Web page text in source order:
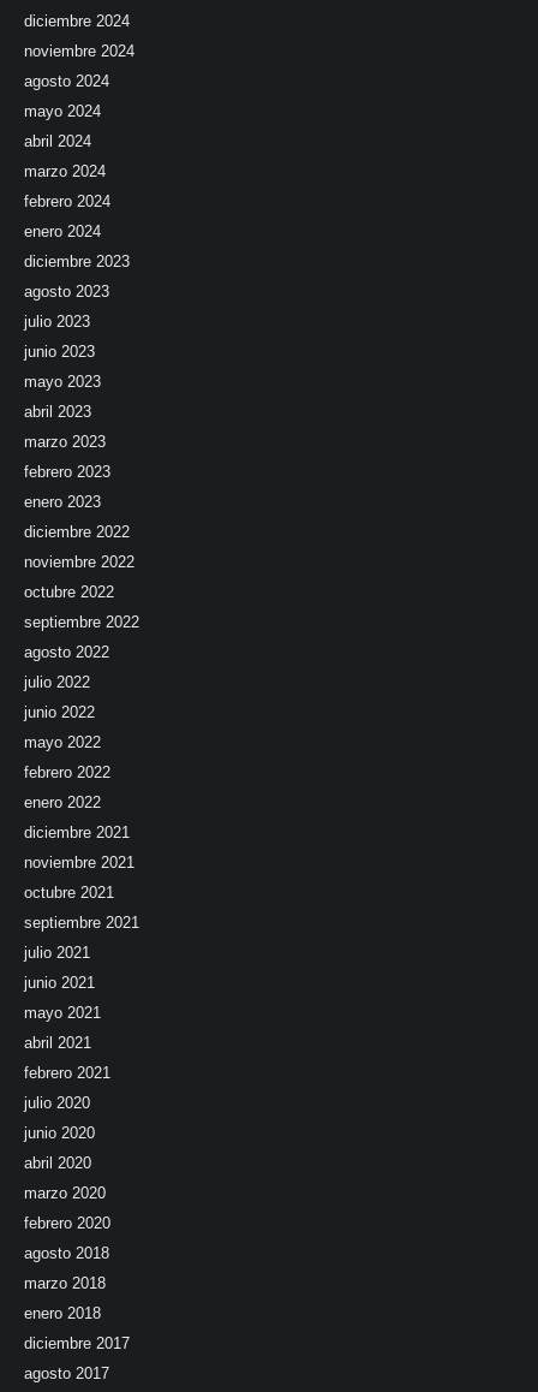
diciembre 2024
noviembre 2024
agosto 2024
mayo 2024
abril 2024
marzo 2024
febrero 2024
enero 2024
diciembre 2023
agosto 2023
julio 2023
junio 2023
mayo 2023
abril 2023
marzo 2023
febrero 2023
enero 2023
diciembre 2022
noviembre 2022
octubre 2022
septiembre 2022
agosto 2022
julio 2022
junio 2022
mayo 2022
febrero 2022
enero 2022
diciembre 2021
noviembre 2021
octubre 2021
septiembre 2021
julio 2021
junio 2021
mayo 2021
abril 2021
febrero 2021
julio 2020
junio 2020
abril 2020
marzo 2020
febrero 2020
agosto 2018
marzo 2018
enero 2018
diciembre 2017
agosto 2017